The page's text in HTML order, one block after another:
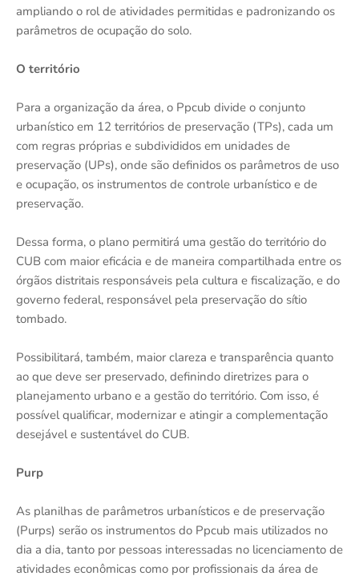
ampliando o rol de atividades permitidas e padronizando os
parâmetros de ocupação do solo.
O território
Para a organização da área, o Ppcub divide o conjunto
urbanístico em 12 territórios de preservação (TPs), cada um
com regras próprias e subdivididos em unidades de
preservação (UPs), onde são definidos os parâmetros de uso
e ocupação, os instrumentos de controle urbanístico e de
preservação.
Dessa forma, o plano permitirá uma gestão do território do
CUB com maior eficácia e de maneira compartilhada entre os
órgãos distritais responsáveis pela cultura e fiscalização, e do
governo federal, responsável pela preservação do sítio
tombado.
Possibilitará, também, maior clareza e transparência quanto
ao que deve ser preservado, definindo diretrizes para o
planejamento urbano e a gestão do território. Com isso, é
possível qualificar, modernizar e atingir a complementação
desejável e sustentável do CUB.
Purp
As planilhas de parâmetros urbanísticos e de preservação
(Purps) serão os instrumentos do Ppcub mais utilizados no
dia a dia, tanto por pessoas interessadas no licenciamento de
atividades econômicas como por profissionais da área de